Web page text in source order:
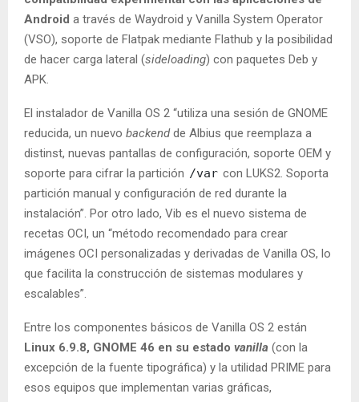
Android a través de Waydroid y Vanilla System Operator
(VSO), soporte de Flatpak mediante Flathub y la posibilidad
de hacer carga lateral (sideloading) con paquetes Deb y
APK.
El instalador de Vanilla OS 2 “utiliza una sesión de GNOME
reducida, un nuevo backendde Albius que reemplaza a
distinst, nuevas pantallas de configuración, soporte OEM y
soporte para cifrar la partición /var con LUKS2. Soporta
partición manual y configuración de red durante la
instalación”. Por otro lado, Vib es el nuevo sistema de
recetas OCI, un “método recomendado para crear
imágenes OCI personalizadas y derivadas de Vanilla OS, lo
que facilita la construcción de sistemas modulares y
escalables”.
Entre los componentes básicos de Vanilla OS 2 están
Linux 6.9.8, GNOME 46 en su estado vanilla (con la
excepción de la fuente tipográfica) y la utilidad PRIME para
esos equipos que implementan varias gráficas,